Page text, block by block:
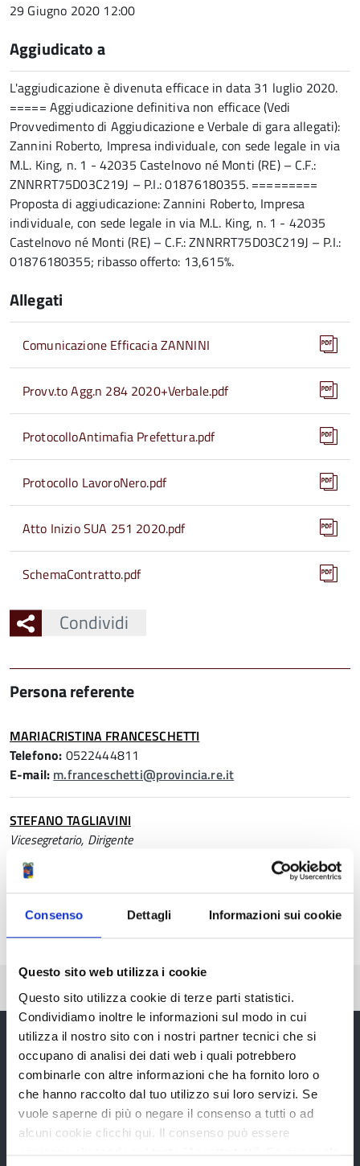
Consenso Dettagli Informazioni sui cookie
Questo sito web utilizza i cookie
Questo sito utilizza cookie di terze parti statistici.
Condividiamo inoltre le informazioni sul modo in cui
utilizza il nostro sito con i nostri partner tecnici che si
occupano di analisi dei dati web i quali potrebbero
combinarle con altre informazioni che ha fornito loro o
che hanno raccolto dal tuo utilizzo sui loro servizi. Se
vuole saperne di più o negare il consenso a tutti o ad
alcuni cookie clicchi qui. Il consenso può essere
espresso cliccando sul tasto "Accetta tutti". Se non vuole
29 Giugno 2020 12:00
Aggiudicato a
L'aggiudicazione è divenuta efficace in data 31 luglio 2020.
===== Aggiudicazione definitiva non efficace (Vedi
Provvedimento di Aggiudicazione e Verbale di gara allegati):
Zannini Roberto, Impresa individuale, con sede legale in via
M.L. King, n. 1 - 42035 Castelnovo né Monti (RE) – C.F.:
ZNNRRT75D03C219J – P.I.: 01876180355. =========
Proposta di aggiudicazione: Zannini Roberto, Impresa
individuale, con sede legale in via M.L. King, n. 1 - 42035
Castelnovo né Monti (RE) – C.F.: ZNNRRT75D03C219J – P.I.:
01876180355; ribasso offerto: 13,615%.
Allegati
Comunicazione Efficacia ZANNINI
Provv.to Agg.n 284 2020+Verbale.pdf
ProtocolloAntimafia Prefettura.pdf
Protocollo LavoroNero.pdf
Atto Inizio SUA 251 2020.pdf
SchemaContratto.pdf
Condividi
Persona referente
MARIACRISTINA FRANCESCHETTI
Telefono: 0522444811
E-mail: m.franceschetti@provincia.re.it
STEFANO TAGLIAVINI
Vicesegretario, Dirigente
Telefono:
E-mail:
Provincia di Reggio Emilia